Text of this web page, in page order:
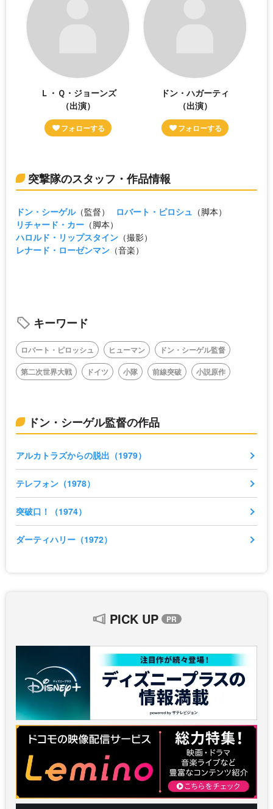
Ｌ・Ｑ・ジョーンズ
（出演）
ドン・ハガーティ
（出演）
突撃隊のスタッフ・作品情報
ドン・シーゲル（監督） ロバート・ピロシュ （脚本）
リチャード・カー （脚本）
ハロルド・リップスタイン （撮影）
レナード・ローゼンマン （音楽）
キーワード
ロバート・ピロッシュ ヒューマン
ドン・シーゲル監督
第二次世界大戦
ドイツ 小隊 前線突破 小説原作
ドン・シーゲル監督の作品
アルカトラズからの脱出（1979）
テレフォン（1978）
突破口！（1974）
ダーティハリー（1972）
PICK UP